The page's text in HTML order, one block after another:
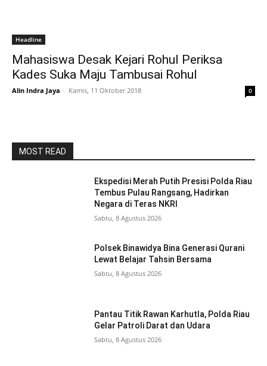
Headline
Mahasiswa Desak Kejari Rohul Periksa
Kades Suka Maju Tambusai Rohul
Alin Indra Jaya - Kamis, 11 Oktober 2018 0
MOST READ
Ekspedisi Merah Putih Presisi Polda Riau
Tembus Pulau Rangsang, Hadirkan
Negara di Teras NKRI
Sabtu, 8 Agustus 2026
Polsek Binawidya Bina Generasi Qurani
Lewat Belajar Tahsin Bersama
Sabtu, 8 Agustus 2026
Pantau Titik Rawan Karhutla, Polda Riau
Gelar Patroli Darat dan Udara
Sabtu, 8 Agustus 2026